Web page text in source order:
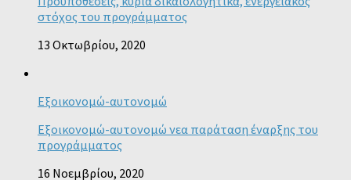
στόχος του προγράμματος
13 Οκτωβρίου, 2020
Εξοικονομώ-αυτονομώ
Εξοικονομώ-αυτονομώ νεα παράταση έναρξης του
προγράμματος
16 Νοεμβρίου, 2020